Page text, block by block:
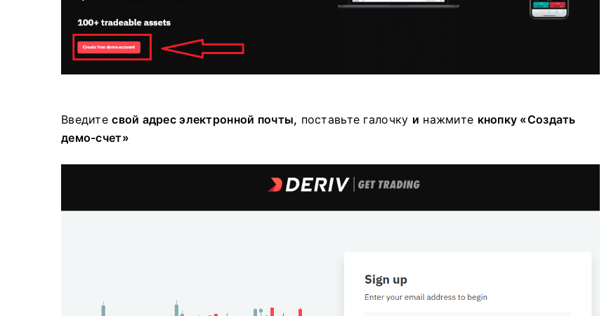
Введитесвой адрес электронной почты, поставьте галочку и нажмите кнопку «Создать
демо-счет»